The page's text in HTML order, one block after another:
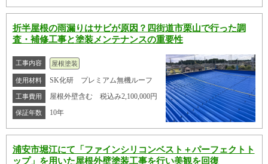
折半屋根の雨漏りはサビが原因？四街道市栗山で行った調
査・補修工事と塗装メンテナンスの重要性
工事内容 屋根塗装
使用材料 SK化研 プレミアム無機ルーフ
工事費用 屋根外壁含む 税込み2,100,000円
保証年数 10年
浦安市堀江にて「ファインシリコンベスト＋パーフェクトト
ップ」を用いた屋根外壁塗装工事を行い美観を回復